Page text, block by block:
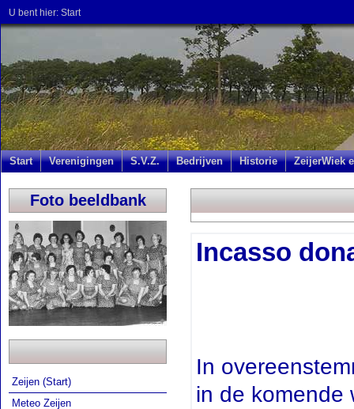
U bent hier: Start
Start Verenigingen S.V.Z. Bedrijven Historie ZeijerWiek
Foto beeldbank
Zeijen (Start)
Meteo Zeijen
Incasso
In
in de komende